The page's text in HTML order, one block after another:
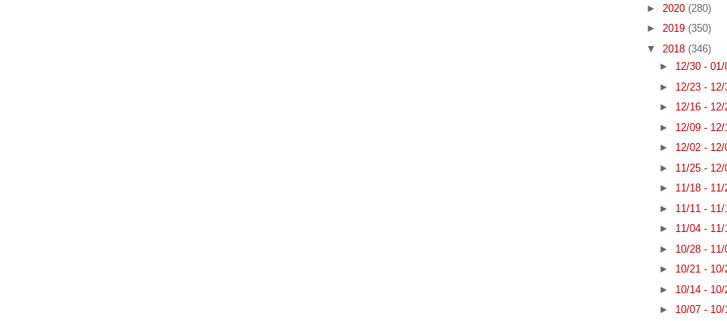
► 2020 (280)
► 2019 (350)
▼ 2018 (346)
► 12/30 - 01/
► 12/23 - 12/
► 12/16 - 12/
► 12/09 - 12/
► 12/02 - 12/
► 11/25 - 12/
► 11/18 - 11/
► 11/11 - 11/
► 11/04 - 11/
► 10/28 - 11/
► 10/21 - 10/
► 10/14 - 10/
► 10/07 - 10/